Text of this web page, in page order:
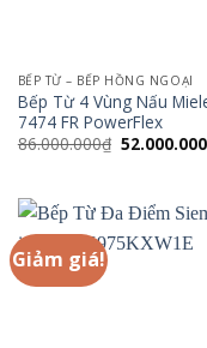
BẾP TỪ – BẾP HỒNG NGOẠI
Bếp Từ 4 Vùng Nấu
7474 FR PowerFlex
86.000.000₫ Giá
52.000.000
Giảm giá!